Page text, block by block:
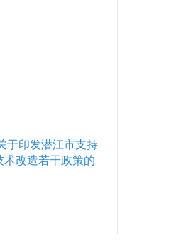
于印发潜江市支持
术改造若干政策的